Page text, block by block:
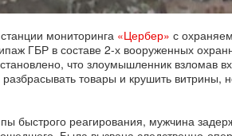
мониторинга «Цербер» с
ГБР в составе 2-х вооруженных
что злоумышленник взломав
товары и крушить
быстрого реагирования, мужчина